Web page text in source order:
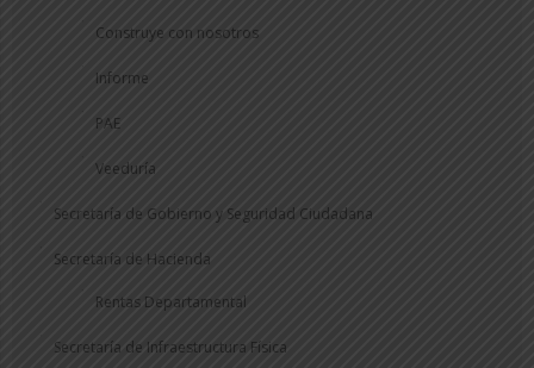
Construye con nosotros
Informe
PAE
Veeduría
Secretaría de Gobierno y Seguridad Ciudadana
Secretaría de Hacienda
Rentas Departamental
Secretaría de Infraestructura Física